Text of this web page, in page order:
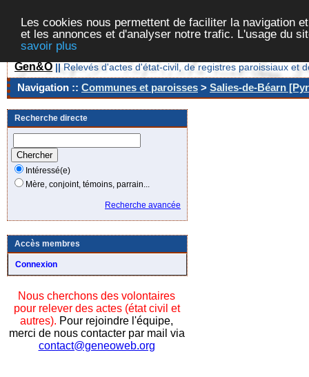
Les cookies nous permettent de faciliter la navigation
et les annonces et d'analyser notre trafic. L'usage du
savoir plus
Gen&O || Relevés d'actes d'état-civil, de registres paroissiaux et
Navigation :: Communes et paroisses > Salies-de-Béarn
Recherche directe
Intéressé(e)
Mère, conjoint, témoins, parrain...
Recherche avancée
Accès membres
Connexion
Nous cherchons des volontaires
pour relever des actes (état civil et
autres). Pour rejoindre l'équipe,
merci de nous contacter par mail via
contact@geneoweb.org